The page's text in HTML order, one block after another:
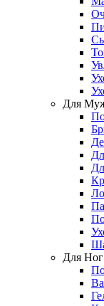
Для
Для Ног